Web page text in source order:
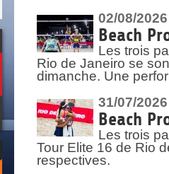
02/08/2026
Beach
Les trois
Rio de Janeiro se
dimanche. Une
31/07/2026
Beach
Les trois
Tour Elite 16 de Rio
respectives.